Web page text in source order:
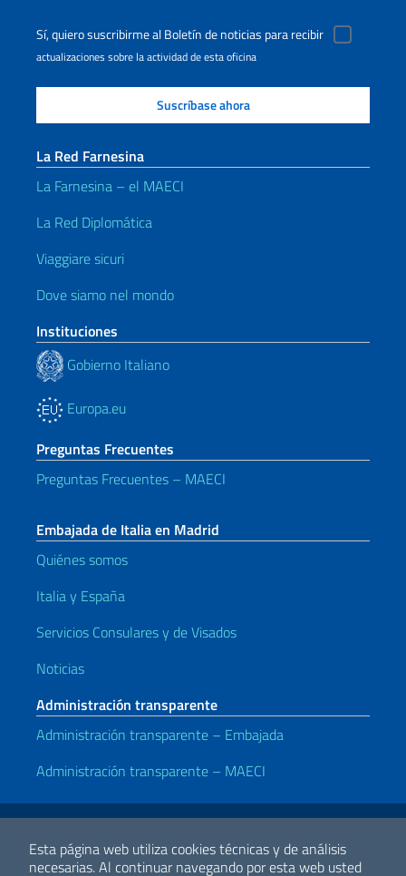
Esta página web utiliza cookies técnicas y de análisis
necesarias.Al continuar navegando por esta web usted
Sí, quiero suscribirme al Boletín de noticias para recibir
actualizaciones sobre la actividad de esta oficina
La Red Farnesina
La Farnesina – el MAECI
La Red Diplomática
Viaggiare sicuri
Dove siamo nel mondo
Instituciones
Gobierno Italiano
Europa.eu
Preguntas Frecuentes
Preguntas Frecuentes – MAECI
Embajada de Italia en Madrid
Quiénes somos
Italia y España
Servicios Consulares y de Visados
Noticias
Administración transparente
Administración transparente – Embajada
Administración transparente – MAECI
Enlaces útiles